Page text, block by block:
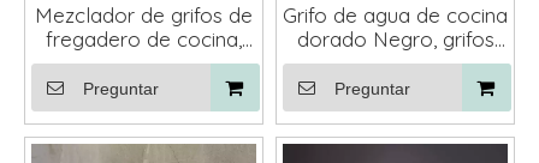
Mezclador de grifos de
fregadero de cocina,
grifo negro de agua fría
y caliente de una sola
manija de diseño
moderno
Preguntar
Grifo de agua de cocina
dorado Negro, grifos
de fregadero de agua,
grifo de cocina con
rociador extraíble
Preguntar